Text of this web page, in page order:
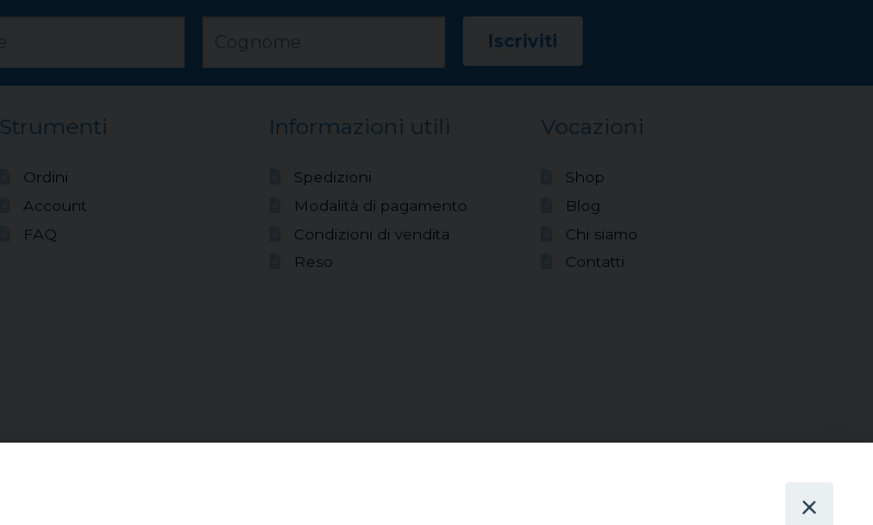
Strumenti
Ordini
Account
FAQ
Informazioni utili
Spedizioni
Modalità di pagamento
Condizioni di vendita
Reso
Vocazioni
Shop
Blog
Chi siamo
Contatti